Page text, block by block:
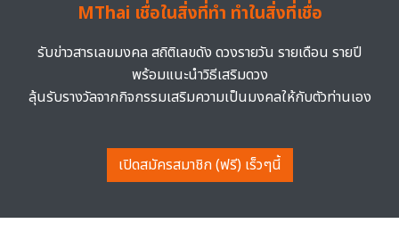
MThai เชื่อในสิ่งที่ทำ ทำในสิ่งที่เชื่อ
รับข่าวสารเลขมงคล สถิติเลขดัง ดวงรายวัน รายเดือน รายปี
พร้อมแนะนำวิธีเสริมดวง
ลุ้นรับรางวัลจากกิจกรรมเสริมความเป็นมงคลให้กับตัวท่านเอง
เปิดสมัครสมาชิก (ฟรี) เร็วๆนี้